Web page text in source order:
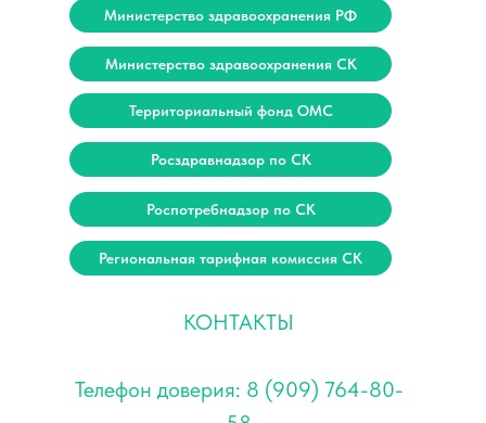
КОНТАКТЫ
Телефон доверия: 8 (909) 764-80-
Министерство здравоохранения РФ
Министерство здравоохранения СК
Территориальный фонд ОМС
Росздравнадзор по СК
Роспотребнадзор по СК
Региональная тарифная комиссия СК